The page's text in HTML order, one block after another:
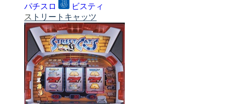
パチスロ
ビスティ
ストリートキャッツ